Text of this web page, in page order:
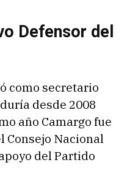
Defensor del
como secretario
desde 2008
año Camargo fue
Consejo Nacional
del Partido